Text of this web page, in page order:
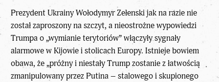
Prezydent Ukrainy Wołodymyr Zełenski jak na razie nie
został zaproszony na szczyt, a nieostrożne wypowiedzi
Trumpa o „wymianie terytoriów” włączyły sygnały
alarmowe w Kijowie i stolicach Europy. Istnieje bowiem
obawa, że „próżny i niestały Trump zostanie z łatwością
zmanipulowany przez Putina – stalowego i skupionego